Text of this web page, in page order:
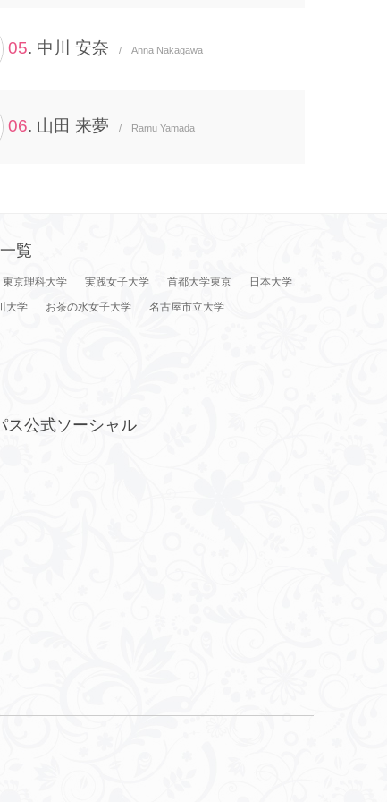
05. 中川 安奈 / Anna Nakagawa
06. 山田 来夢 / Ramu Yamada
覧
東京理科大学 実践女子大学 首都大学東京
日本大学
大学 お茶の水女子大学
名古屋市立大学
ス公式ソーシャル